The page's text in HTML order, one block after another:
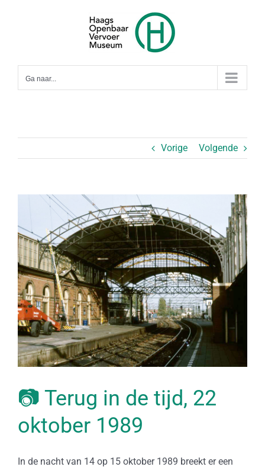
Ga naar...
Vorige Volgende
afbeelding
📷 Terug in de tijd, 22
oktober 1989
In de nacht van 14 op 15 oktober 1989 breekt er een